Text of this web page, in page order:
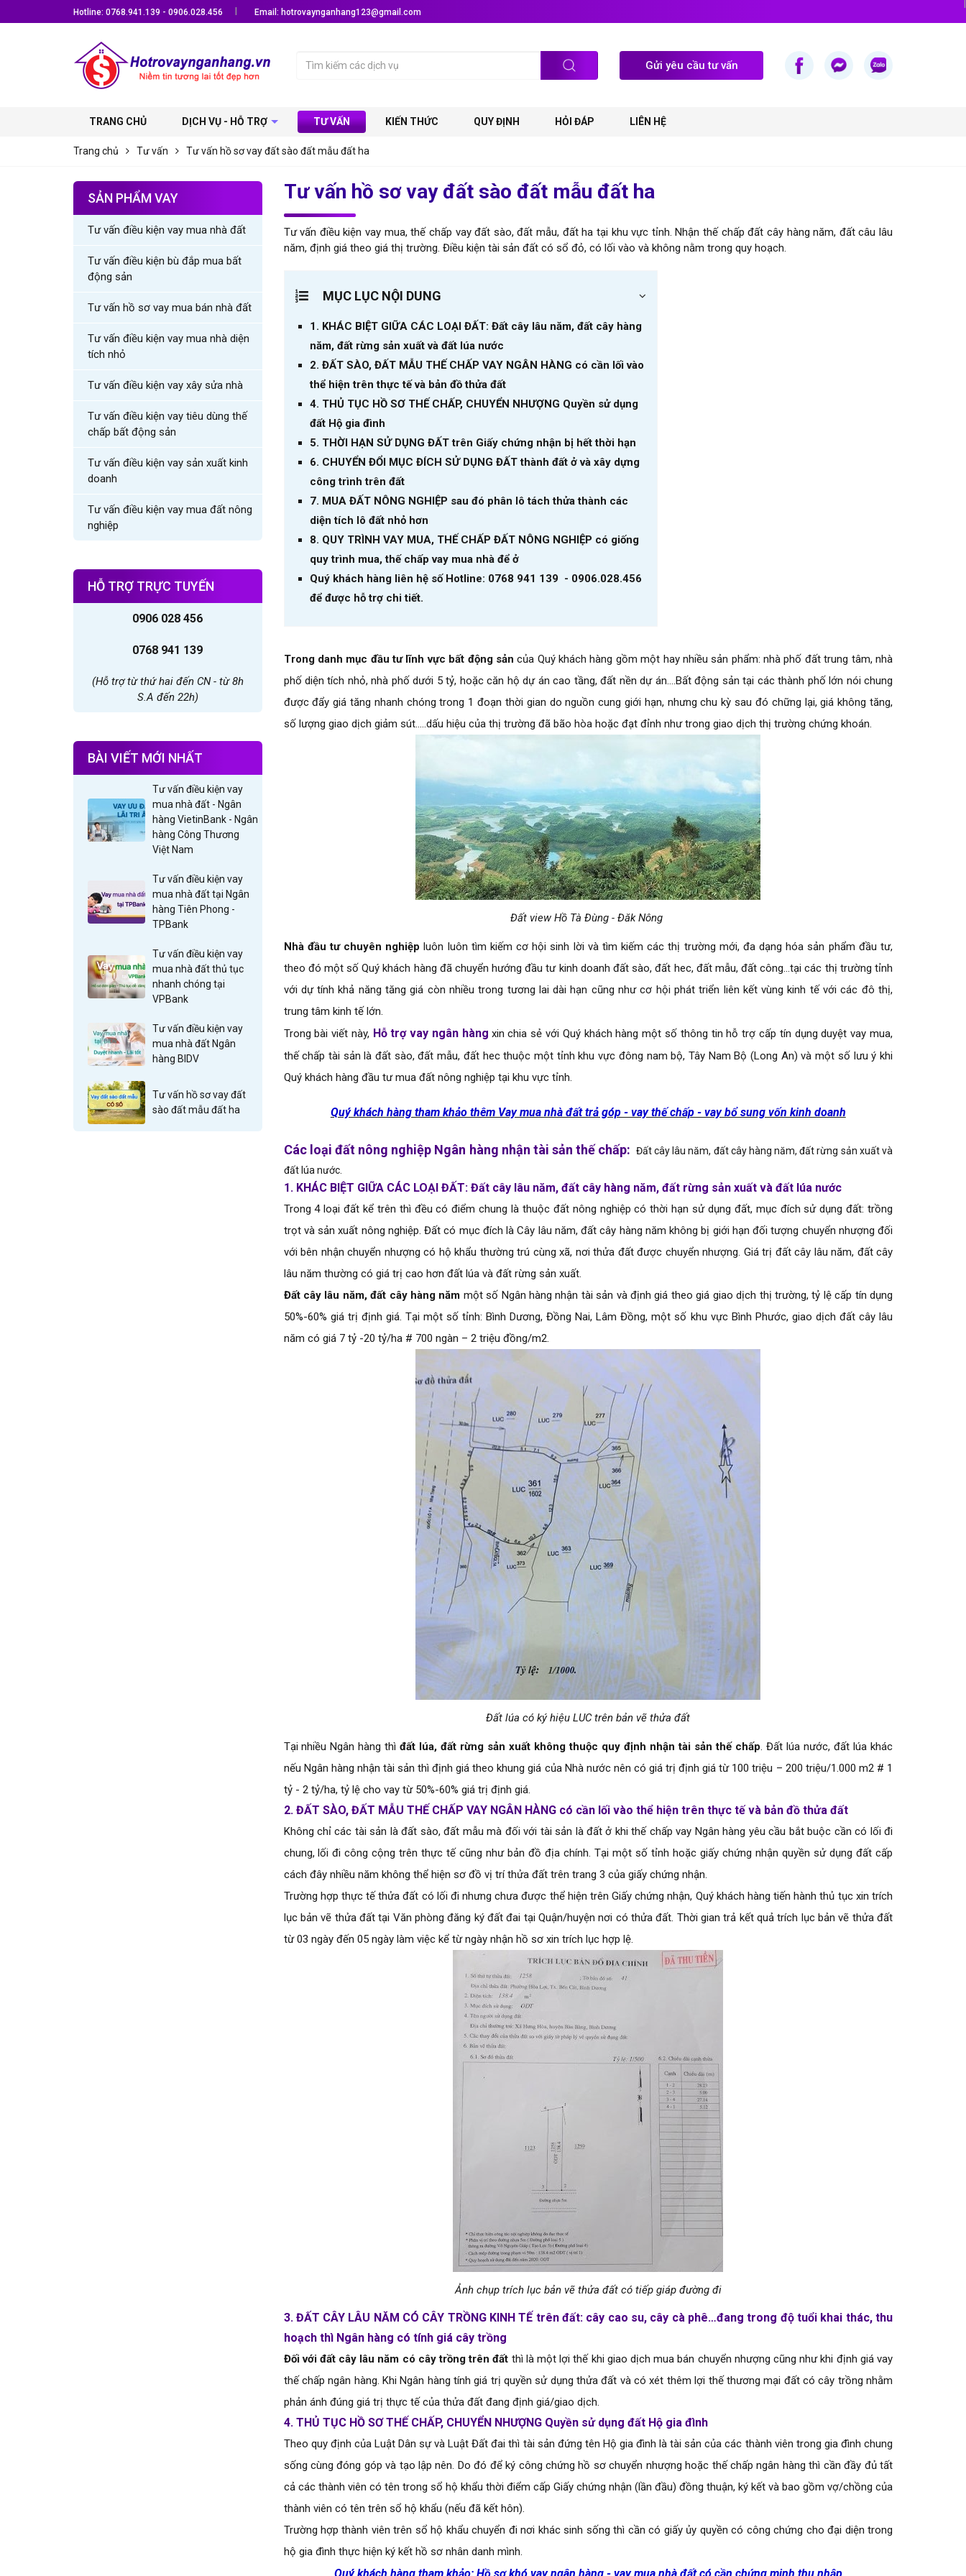
Hotline: 0768.941.139 - 0906.028.456 Email: hotrovaynganhang123@gmail.com
Gửi yêu cầu tư vấn
TRANG CHỦ DỊCH VỤ - HỖ TRỢ TƯ VẤN KIẾN THỨC QUY ĐỊNH HỎI ĐÁP LIÊN HỆ
Trang chủ Tư vấn Tư vấn hồ sơ vay đất sào đất mẫu đất ha
SẢN PHẨM VAY
Tư vấn điều kiện vay mua nhà đất
Tư vấn điều kiện bù đắp mua bất
động sản
Tư vấn hồ sơ vay mua bán nhà đất
Tư vấn điều kiện vay mua nhà diện
tích nhỏ
Tư vấn điều kiện vay xây sửa nhà
Tư vấn điều kiện vay tiêu dùng thế
chấp bất động sản
Tư vấn điều kiện vay sản xuất kinh
doanh
Tư vấn điều kiện vay mua đất nông
nghiệp
HỖ TRỢ TRỰC TUYẾN
0906 028 456
0768 941 139
(Hỗ trợ từ thứ hai đến CN - từ 8h
S.A đến 22h)
BÀI VIẾT MỚI NHẤT
Tư vấn điều kiện vay
mua nhà đất - Ngân
hàng VietinBank - Ngân
hàng Công Thương
Việt Nam
Tư vấn điều kiện vay
mua nhà đất tại Ngân
hàng Tiên Phong -
TPBank
Tư vấn điều kiện vay
mua nhà đất thủ tục
nhanh chóng tại
VPBank
Tư vấn điều kiện vay
mua nhà đất Ngân
hàng BIDV
Tư vấn hồ sơ vay đất
sào đất mẫu đất ha
Tư vấn hồ sơ vay đất sào đất mẫu đất ha
Tư vấn điều kiện vay mua, thế chấp vay đất sào, đất mẫu, đất ha tại khu vực tỉnh. Nhận thế chấp đất cây hàng năm, đất câu lâu
năm, định giá theo giá thị trường. Điều kiện tài sản đất có sổ đỏ, có lối vào và không nằm trong quy hoạch.
MỤC LỤC NỘI DUNG
1. KHÁC BIỆT GIỮA CÁC LOẠI ĐẤT: Đất cây lâu năm, đất cây hàng
năm, đất rừng sản xuất và đất lúa nước
2. ĐẤT SÀO, ĐẤT MẪU THẾ CHẤP VAY NGÂN HÀNG có cần lối vào
thể hiện trên thực tế và bản đồ thửa đất
4. THỦ TỤC HỒ SƠ THẾ CHẤP, CHUYỂN NHƯỢNG Quyền sử dụng
đất Hộ gia đình
5. THỜI HẠN SỬ DỤNG ĐẤT trên Giấy chứng nhận bị hết thời hạn
6. CHUYỂN ĐỔI MỤC ĐÍCH SỬ DỤNG ĐẤT thành đất ở và xây dựng
công trình trên đất
7. MUA ĐẤT NÔNG NGHIỆP sau đó phân lô tách thửa thành các
diện tích lô đất nhỏ hơn
8. QUY TRÌNH VAY MUA, THẾ CHẤP ĐẤT NÔNG NGHIỆP có giống
quy trình mua, thế chấp vay mua nhà để ở
Quý khách hàng liên hệ số Hotline: 0768 941 139 - 0906.028.456
để được hỗ trợ chi tiết.
Trong danh mục đầu tư lĩnh vực bất động sảncủa Quý khách hàng gồm một hay nhiều sản phẩm: nhà phố đất trung tâm, nhà
phố diện tích nhỏ, nhà phố dưới 5 tỷ, hoặc căn hộ dự án cao tầng, đất nền dự án….Bất động sản tại các thành phố lớn nói chung
được đẩy giá tăng nhanh chóng trong 1 đoạn thời gian do nguồn cung giới hạn, nhưng chu kỳ sau đó chững lại, giá không tăng,
số lượng giao dịch giảm sút…..dấu hiệu của thị trường đã bão hòa hoặc đạt đỉnh như trong giao dịch thị trường chứng khoán.
Đất view Hồ Tà Đùng - Đăk Nông
Nhà đầu tư chuyên nghiệpluôn luôn tìm kiếm cơ hội sinh lời và tìm kiếm các thị trường mới, đa dạng hóa sản phẩm đầu tư,
theo đó một số Quý khách hàng đã chuyển hướng đầu tư kinh doanh đất sào, đất hec, đất mẫu, đất công…tại các thị trường tỉnh
với dự tính khả năng tăng giá còn nhiều trong tương lai dài hạn cũng như cơ hội phát triển liên kết vùng kinh tế với các đô thị,
trung tâm kinh tế lớn.
Trong bài viết này, Hỗ trợ vay ngân hàng xin chia sẻ với Quý khách hàng một số thông tin hỗ trợ cấp tín dụng duyệt vay mua,
thế chấp tài sản là đất sào, đất mẫu, đất hec thuộc một tỉnh khu vực đông nam bộ, Tây Nam Bộ (Long An) và một số lưu ý khi
Quý khách hàng đầu tư mua đất nông nghiệp tại khu vực tỉnh.
Quý khách hàng tham khảo thêm Vay mua nhà đất trả góp - vay thế chấp - vay bổ sung vốn kinh doanh
Các loại đất nông nghiệp Ngân hàng nhận tài sản thế chấp: Đất cây lâu năm, đất cây hàng năm, đất rừng sản xuất và
đất lúa nước.
1. KHÁC BIỆT GIỮA CÁC LOẠI ĐẤT: Đất cây lâu năm, đất cây hàng năm, đất rừng sản xuất và đất lúa nước
Trong 4 loại đất kể trên thì đều có điểm chung là thuộc đất nông nghiệp có thời hạn sử dụng đất, mục đích sử dụng đất: trồng
trọt và sản xuất nông nghiệp. Đất có mục đích là Cây lâu năm, đất cây hàng năm không bị giới hạn đối tượng chuyển nhượng đối
với bên nhận chuyển nhượng có hộ khẩu thường trú cùng xã, nơi thửa đất được chuyển nhượng. Giá trị đất cây lâu năm, đất cây
lâu năm thường có giá trị cao hơn đất lúa và đất rừng sản xuất.
Đất cây lâu năm, đất cây hàng năm một số Ngân hàng nhận tài sản và định giá theo giá giao dịch thị trường, tỷ lệ cấp tín dụng
50%-60% giá trị định giá. Tại một số tỉnh: Bình Dương, Đồng Nai, Lâm Đồng, một số khu vực Bình Phước, giao dịch đất cây lâu
năm có giá 7 tỷ -20 tỷ/ha # 700 ngàn – 2 triệu đồng/m2.
Đất lúa có ký hiệu LUC trên bản vẽ thửa đất
Tại nhiều Ngân hàng thìđất lúa, đất rừng sản xuất không thuộc quy định nhận tài sản thế chấp. Đất lúa nước, đất lúa khác
nếu Ngân hàng nhận tài sản thì định giá theo khung giá của Nhà nước nên có giá trị định giá từ 100 triệu – 200 triệu/1.000 m2 # 1
tỷ - 2 tỷ/ha, tỷ lệ cho vay từ 50%-60% giá trị định giá.
2. ĐẤT SÀO, ĐẤT MẪU THẾ CHẤP VAY NGÂN HÀNG có cần lối vào thể hiện trên thực tế và bản đồ thửa đất
Không chỉ các tài sản là đất sào, đất mẫu mà đối với tài sản là đất ở khi thế chấp vay Ngân hàng yêu cầu bắt buộc cần có lối đi
chung, lối đi công cộng trên thực tế cũng như bản đồ địa chính. Tại một số tỉnh hoặc giấy chứng nhận quyền sử dụng đất cấp
cách đây nhiều năm không thể hiện sơ đồ vị trí thửa đất trên trang 3 của giấy chứng nhận.
Trường hợp thực tế thửa đất có lối đi nhưng chưa được thể hiện trên Giấy chứng nhận, Quý khách hàng tiến hành thủ tục xin trích
lục bản vẽ thửa đất tại Văn phòng đăng ký đất đai tại Quận/huyện nơi có thửa đất. Thời gian trả kết quả trích lục bản vẽ thửa đất
từ 03 ngày đến 05 ngày làm việc kể từ ngày nhận hồ sơ xin trích lục hợp lệ.
Ảnh chụp trích lục bản vẽ thửa đất có tiếp giáp đường đi
3. ĐẤT CÂY LÂU NĂM CÓ CÂY TRỒNG KINH TẾ trên đất: cây cao su, cây cà phê…đang trong độ tuổi khai thác, thu
hoạch thì Ngân hàng có tính giá cây trồng
Đối với đất cây lâu năm có cây trồng trên đất thì là một lợi thế khi giao dịch mua bán chuyển nhượng cũng như khi định giá vay
thế chấp ngân hàng. Khi Ngân hàng tính giá trị quyền sử dụng thửa đất và có xét thêm lợi thế thương mại đất có cây trồng nhằm
phản ánh đúng giá trị thực tế của thửa đất đang định giá/giao dịch.
4. THỦ TỤC HỒ SƠ THẾ CHẤP, CHUYỂN NHƯỢNG Quyền sử dụng đất Hộ gia đình
Theo quy định của Luật Dân sự và Luật Đất đai thì tài sản đứng tên Hộ gia đình là tài sản của các thành viên trong gia đình chung
sống cùng đóng góp và tạo lập nên. Do đó để ký công chứng hồ sơ chuyển nhượng hoặc thế chấp ngân hàng thì cần đầy đủ tất
cả các thành viên có tên trong sổ hộ khẩu thời điểm cấp Giấy chứng nhận (lần đầu) đồng thuận, ký kết và bao gồm vợ/chồng của
thành viên có tên trên sổ hộ khẩu (nếu đã kết hôn).
Trường hợp thành viên trên sổ hộ khẩu chuyển đi nơi khác sinh sống thì cần có giấy ủy quyền có công chứng cho đại diện trong
hộ gia đình thực hiện ký kết hồ sơ nhân danh mình.